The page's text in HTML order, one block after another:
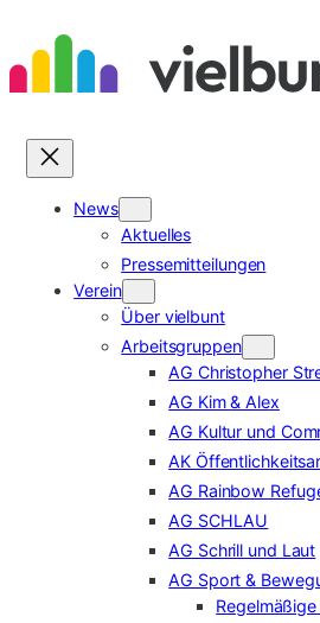
Inhalt
springen
News
Aktuelles
Pressemitteilungen
Verein
Über vielbunt
Arbeitsgruppen
AG Christopher
AG Kim & Alex
AG Kultur und
AK
AG Rainbow
AG SCHLAU
AG Schrill und Laut
AG Sport &